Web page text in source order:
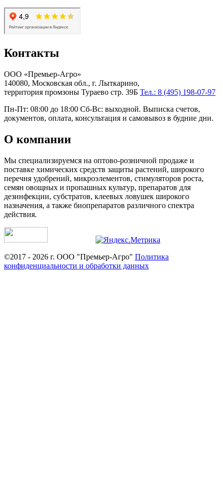
Контакты
ООО «Премьер-Агро»
140080, Московская обл., г. Лыткарино,
территория промзоны Тураево стр. 39Б Тел.: 8 (495) 198-07-97
Пн-Пт: 08:00 до 18:00 Сб-Вс: выходной. Выписка счетов,
документов, оплата, консультация и самовывоз в будние дни.
О компании
Мы специализируемся на оптово-розничной продаже и
поставке химических средств защиты растений, широкого
перечня удобрений, микроэлементов, стимуляторов роста,
семян овощных и пропашных культур, препаратов для
дезинфекции, субстратов, клеевых ловушек широкого
назначения, а также биопрепаратов различного спектра
действия.
©2017 - 2026 г. ООО "Премьер-Агро" Политика
конфиденциальности и обработки данных